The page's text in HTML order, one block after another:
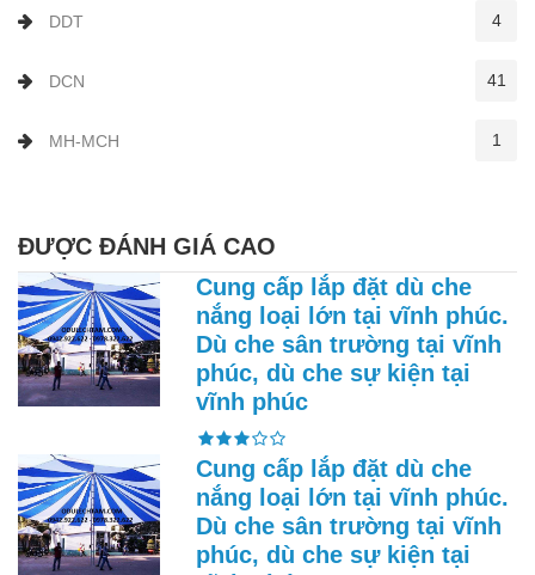
DDT 4
DCN 41
MH-MCH 1
ĐƯỢC ĐÁNH GIÁ CAO
Cung cấp lắp đặt dù che
nắng loại lớn tại vĩnh phúc.
Dù che sân trường tại vĩnh
phúc, dù che sự kiện tại
vĩnh phúc
Cung cấp lắp đặt dù che
nắng loại lớn tại vĩnh phúc.
Dù che sân trường tại vĩnh
phúc, dù che sự kiện tại